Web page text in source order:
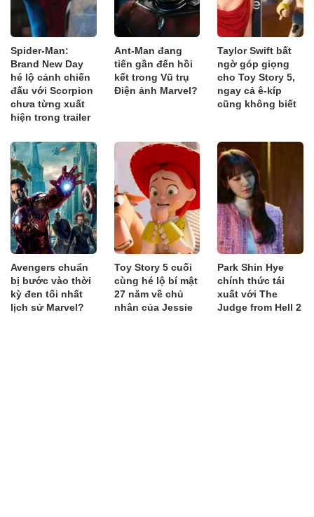
Spider-Man:
Brand New Day
hé lộ cảnh chiến
đấu với Scorpion
chưa từng xuất
hiện trong trailer
Ant-Man đang
tiến gần đến hồi
kết trong Vũ trụ
Điện ảnh Marvel?
Taylor Swift bất
ngờ góp giọng
cho Toy Story 5,
ngay cả ê-kíp
cũng không biết
Avengers chuẩn
bị bước vào thời
kỳ đen tối nhất
lịch sử Marvel?
Toy Story 5 cuối
cùng hé lộ bí mật
27 năm về chủ
nhân của Jessie
Park Shin Hye
chính thức tái
xuất với The
Judge from Hell 2